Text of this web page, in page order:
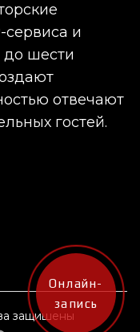
и
до шести
отвечают
гостей.
защишены
Онлайн-
запись